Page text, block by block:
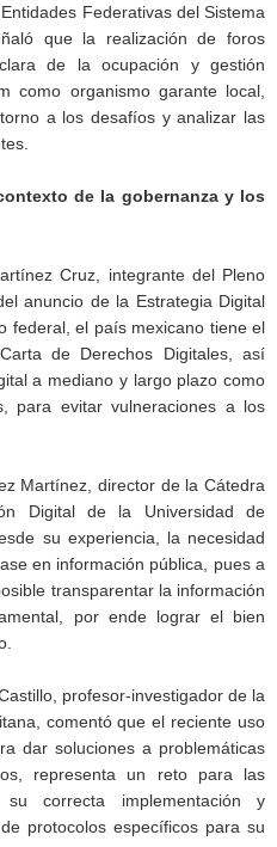
Federativas del Sistema
que la realización de foros
de la ocupación y gestión
como organismo garante local,
a los desafíos y analizar las
de la gobernanza y los
Cruz, integrante del Pleno
anuncio de la Estrategia Digital
federal, el país mexicano tiene el
de Derechos Digitales, así
a mediano y largo plazo como
para evitar vulneraciones a los
Martínez, director de la Cátedra
Digital de la Universidad de
su experiencia, la necesidad
en información pública, pues a
transparentar la información
por ende lograr el bien
profesor-investigador de la
comentó que el reciente uso
dar soluciones a problemáticas
representa un reto para las
correcta implementación y
protocolos específicos para su